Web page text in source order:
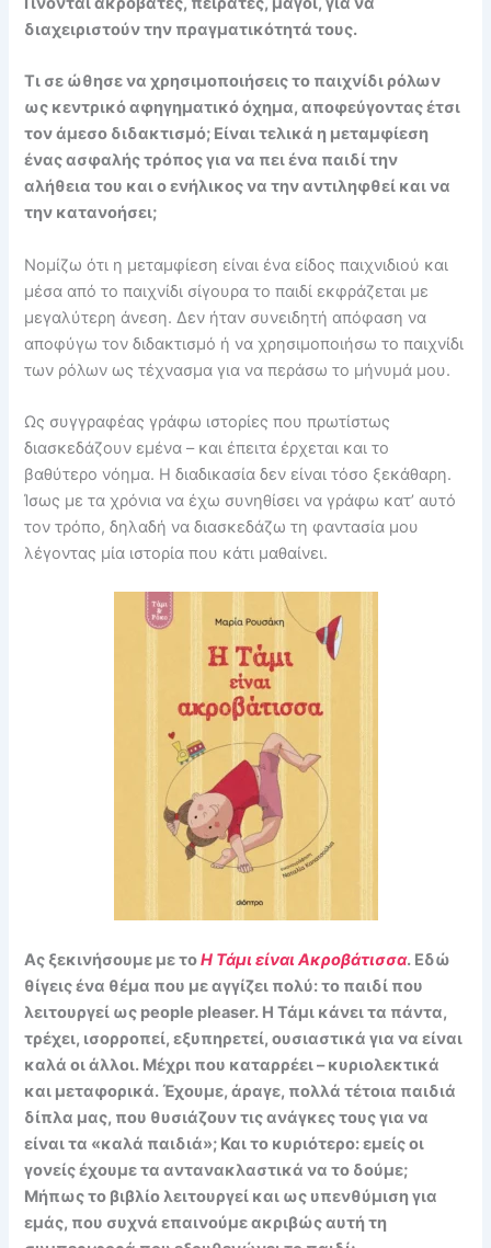
διαχειριστούν την πραγματικότητά τους.
Τι σε ώθησε να χρησιμοποιήσεις το παιχνίδι ρόλων
ως κεντρικό αφηγηματικό όχημα, αποφεύγοντας έτσι
τον άμεσο διδακτισμό; Είναι τελικά η μεταμφίεση
ένας ασφαλής τρόπος για να πει ένα παιδί την
αλήθεια του και ο ενήλικος να την αντιληφθεί και να
την κατανοήσει;
Νομίζω ότι η μεταμφίεση είναι ένα είδος παιχνιδιού και
μέσα από το παιχνίδι σίγουρα το παιδί εκφράζεται με
μεγαλύτερη άνεση. Δεν ήταν συνειδητή απόφαση να
αποφύγω τον διδακτισμό ή να χρησιμοποιήσω το παιχνίδι
των ρόλων ως τέχνασμα για να περάσω το μήνυμά μου.
Ως συγγραφέας γράφω ιστορίες που πρωτίστως
διασκεδάζουν εμένα – και έπειτα έρχεται και το
βαθύτερο νόημα. Η διαδικασία δεν είναι τόσο ξεκάθαρη.
Ίσως με τα χρόνια να έχω συνηθίσει να γράφω κατ’ αυτό
τον τρόπο, δηλαδή να διασκεδάζω τη φαντασία μου
λέγοντας μία ιστορία που κάτι μαθαίνει.
Ας ξεκινήσουμε με τοΗ Τάμι είναι Ακροβάτισσα. Εδώ
θίγεις ένα θέμα που με αγγίζει πολύ: το παιδί που
λειτουργεί ως people pleaser. Η Τάμι κάνει τα πάντα,
τρέχει, ισορροπεί, εξυπηρετεί, ουσιαστικά για να είναι
καλά οι άλλοι. Μέχρι που καταρρέει – κυριολεκτικά
και μεταφορικά. Έχουμε, άραγε, πολλά τέτοια παιδιά
δίπλα μας, που θυσιάζουν τις ανάγκες τους για να
είναι τα «καλά παιδιά»; Και το κυριότερο: εμείς οι
γονείς έχουμε τα αντανακλαστικά να το δούμε;
Μήπως το βιβλίο λειτουργεί και ως υπενθύμιση για
εμάς, που συχνά επαινούμε ακριβώς αυτή τη